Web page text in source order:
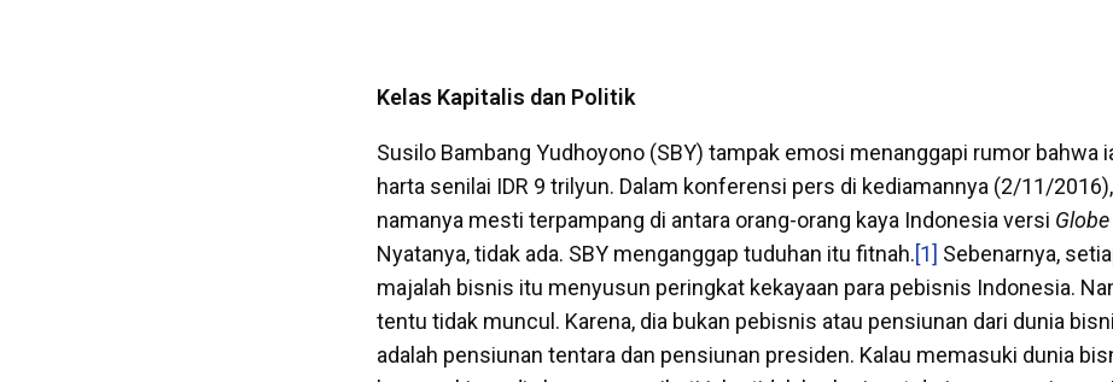
Kelas Kapitalis dan Politik
Susilo Bambang Yudhoyono (SBY) tampak emosi menanggapi rumor bahwa
harta senilai IDR 9 trilyun. Dalam konferensi pers di kediamannya (2/11/
namanya mesti terpampang di antara orang-orang kaya Indonesia versi
Nyatanya, tidak ada. SBY menganggap tuduhan itu fitnah.[1] Sebenarnya,
majalah bisnis itu menyusun peringkat kekayaan para pebisnis Indonesia.
tentu tidak muncul. Karena, dia bukan pebisnis atau pensiunan dari dunia
adalah pensiunan tentara dan pensiunan presiden. Kalau memasuki dunia